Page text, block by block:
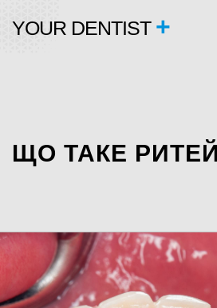
YOUR DENTIST +
ЩО ТАКЕ